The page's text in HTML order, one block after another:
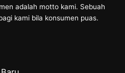
adalah motto kami. Sebuah
kami bila konsumen puas.